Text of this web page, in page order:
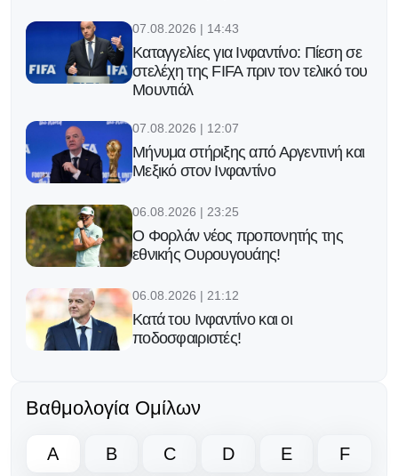
07.08.2026 | 14:43
Καταγγελίες για Ινφαντίνο: Πίεση σε
στελέχη της FIFA πριν τον τελικό του
Μουντιάλ
07.08.2026 | 12:07
Μήνυμα στήριξης από Αργεντινή και
Μεξικό στον Ινφαντίνο
06.08.2026 | 23:25
Ο Φορλάν νέος προπονητής της
εθνικής Ουρουγουάης!
06.08.2026 | 21:12
Κατά του Ινφαντίνο και οι
ποδοσφαιριστές!
Ο Γκάβι κράτησε την υπόσχεσή του
μετά την κατάκτηση του Μουντιάλ!
06.08.2026 | 18:50
Βαθμολογία Ομίλων
A B C D E F